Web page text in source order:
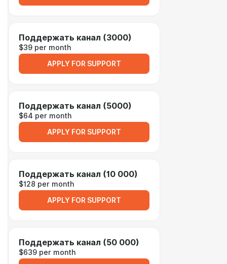
Поддержать канал (3000)
$39 per month
APPLY FOR SUPPORT
Поддержать канал (5000)
$64 per month
APPLY FOR SUPPORT
Поддержать канал (10 000)
$128 per month
APPLY FOR SUPPORT
Поддержать канал (50 000)
$639 per month